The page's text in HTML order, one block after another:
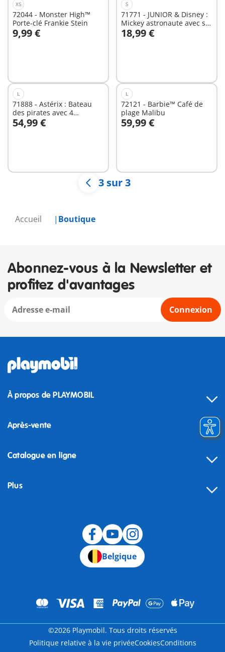
Accueil Boutique
XS
72044 - Monster High™
Porte-clé Frankie Stein
9,99 €
Au panier
S
71771 - JUNIOR & Disney :
Mickey astronaute avec sa
fusée
18,99 €
Au panier
L
71888 - Astérix : Bateau
des pirates avec 4
personnages
54,99 €
L
72121 - Barbie™ Café de
plage Malibu
59,99 €
3 sur 3
Abonnez-vous à la Newsletter et
profitez d'avantages
Connexion
À propos de PLAYMOBIL
Après-vente
Catalogue en ligne
Plus
Belgique
©2026 Playmobil. Tous droits réservés
Politique relative à la vie privéeCookiesConditions